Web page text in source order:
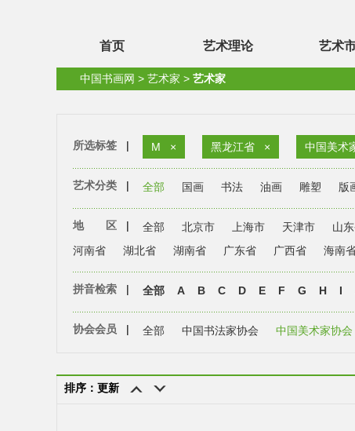
首页 艺术理论 艺术
中国书画网 > 艺术家 > 艺术家
所选标签 | M × 黑龙江省 × 中国美术
艺术分类 | 全部 国画 书法 油画 雕塑 版
地 区 | 全部 北京市 上海市 天津市 山
河南省
湖北省 湖南省 广东省 广西省 海南
拼音检索 | 全部 A B C D E F G H I
协会会员 | 全部 中国书法家协会 中国美术家协会
排序：更新